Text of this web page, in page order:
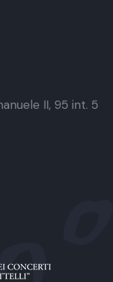
II, 95 int. 5